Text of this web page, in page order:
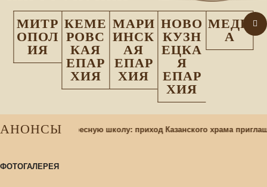
МИТР
ОПОЛ
ИЯ
КЕМЕ
РОВС
КАЯ
ЕПАР
ХИЯ
МАРИ
ИНСК
АЯ
ЕПАР
ХИЯ
НОВО
КУЗН
ЕЦКА
Я
ЕПАР
ХИЯ
МЕДИ
А
АНОНСЫ
учащихся в воскресную школу: приход Казанского храма
ФОТОГАЛЕРЕЯ